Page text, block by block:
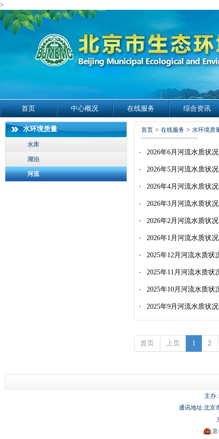
>
首页 中心概况 在线服务 综合资讯
水环境质量
水库
湖泊
河流
首页 > 在线服务 > 水环境质
2026年6月河流水质状况
2026年5月河流水质状况
2026年4月河流水质状况
2026年3月河流水质状况
2026年2月河流水质状况
2026年1月河流水质状况
2025年12月河流水质状
2025年11月河流水质状
2025年10月河流水质状
2025年9月河流水质状况
首页 上页 1 2
主办
通讯地址:北京
京